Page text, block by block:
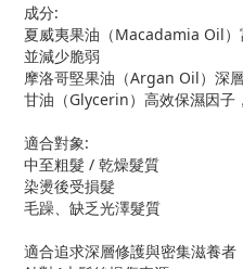
成分:
夏威夷果油（Macadamia Oil
並減少脆弱
摩洛哥堅果油（Argan Oil）深
甘油（Glycerin）高效保濕因子
適合對象:
中至粗髮 / 乾燥髮質
染燙後受損髮
毛躁、缺乏光澤髮質
適合追求深層修護與密集滋養者